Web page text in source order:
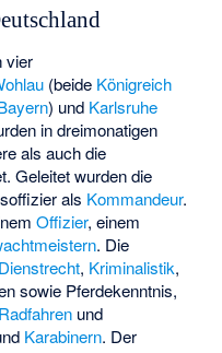
vier
(beide Königreich
) und Karlsruhe
in dreimonatigen
als auch die
Geleitet wurden die
als Kommandeur.
Offizier, einem
. Die
Dienstrecht, Kriminalistik,
sowie Pferdekenntnis,
Radfahren und
Karabinern. Der